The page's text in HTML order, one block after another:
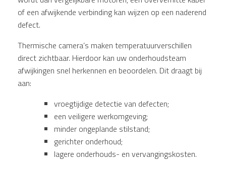
of een afwijkende verbinding kan wijzen op een naderend
defect.
Thermische camera’s maken temperatuurverschillen
direct zichtbaar. Hierdoor kan uw onderhoudsteam
afwijkingen snel herkennen en beoordelen. Dit draagt bij
aan:
vroegtijdige detectie van defecten;
een veiligere werkomgeving;
minder ongeplande stilstand;
gerichter onderhoud;
lagere onderhouds- en vervangingskosten.